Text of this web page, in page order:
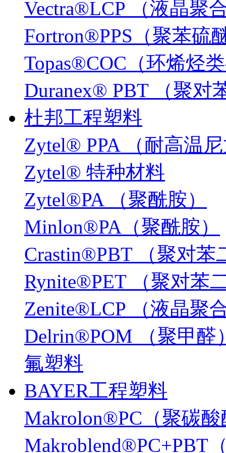
Vectra®LCP （液晶聚
Fortron®PPS（聚苯硫
Topas®COC（环烯烃
Duranex® PBT （聚对
杜邦工程塑料
Zytel® PPA （耐高温
Zytel® 特种材料
Zytel®PA （聚酰胺）
Minlon®PA（聚酰胺）
Crastin®PBT （聚对苯
Rynite®PET （聚对苯
Zenite®LCP （液晶聚
Delrin®POM （聚甲醛
氟塑料
BAYER工程塑料
Makrolon®PC（聚碳
Makroblend®PC+PBT